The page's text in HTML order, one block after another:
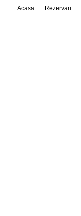
Acasa Rezervari